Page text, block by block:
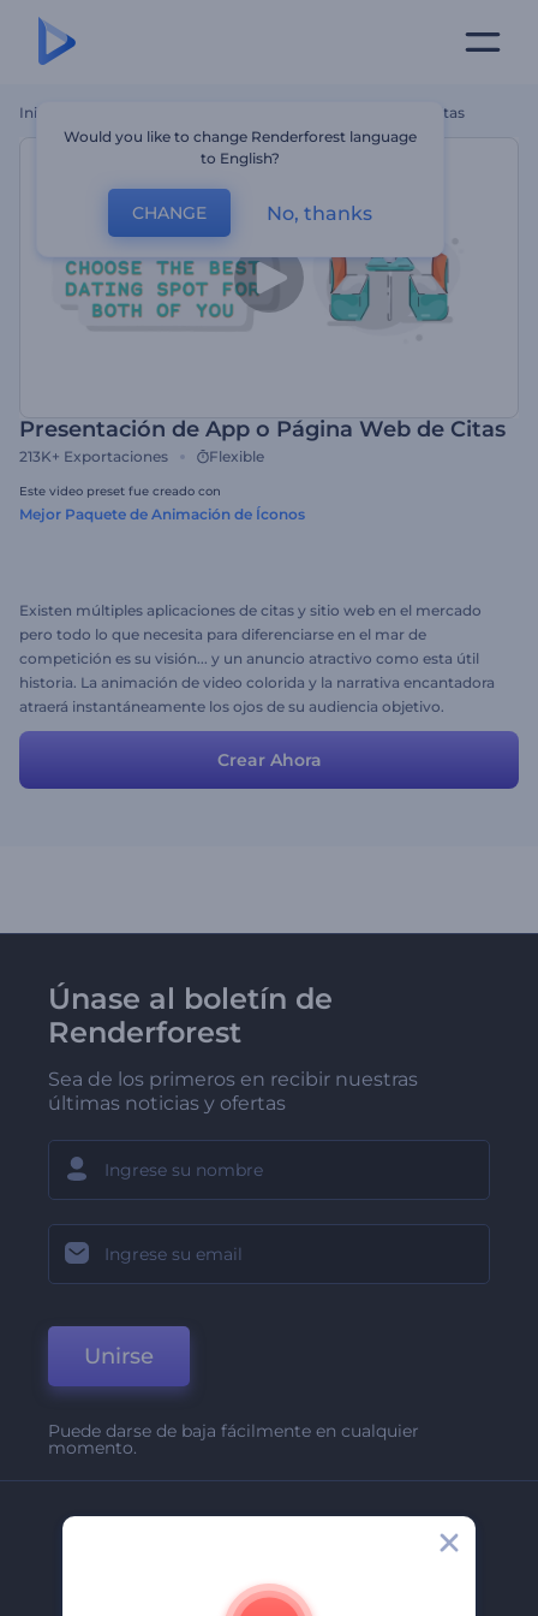
Inicio Presentación De App O Página Web De Citas
Presentación de App o Página Web de Citas
213K+ Exportaciones Flexible
Este video preset fue creado con
Mejor Paquete de Animación de Íconos
Existen múltiples aplicaciones de citas y sitio web en el mercado
pero todo lo que necesita para diferenciarse en el mar de
competición es su visión... y un anuncio atractivo como esta útil
historia. La animación de video colorida y la narrativa encantadora
atraerá instantáneamente los ojos de su audiencia objetivo.
¡Simplemente añada un poco de su toque creativo, detalles
Crear Ahora
Únase al boletín de
Renderforest
Sea de los primeros en recibir nuestras
últimas noticias y ofertas
Unirse
Puede darse de baja fácilmente en cualquier
momento.
Would you like to change Renderforest language
to English?
CHANGE No, thanks